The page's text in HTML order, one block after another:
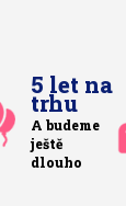
5 let na
trhu
A budeme
ještě
dlouho